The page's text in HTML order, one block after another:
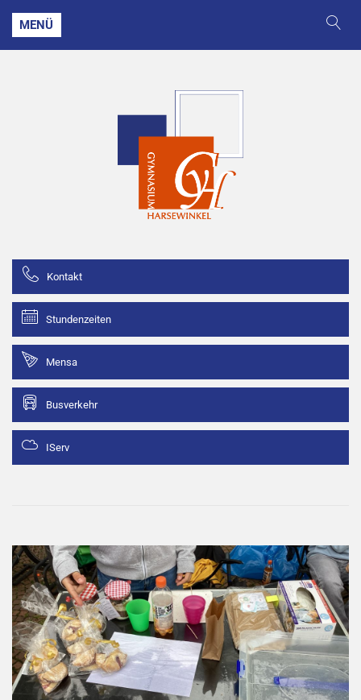
MENÜ
Kontakt
Stundenzeiten
Mensa
Busverkehr
IServ